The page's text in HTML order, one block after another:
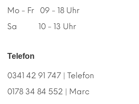
Mo - Fr 09 - 18 Uhr
Sa 10 - 13 Uhr
Telefon
0341 42 91 747 | Telefon
0178 34 84 552 | Marc